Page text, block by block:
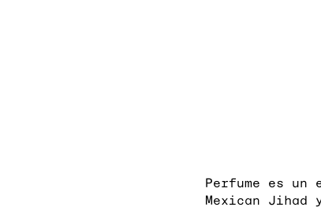
Perfume es un
Mexican Jihad